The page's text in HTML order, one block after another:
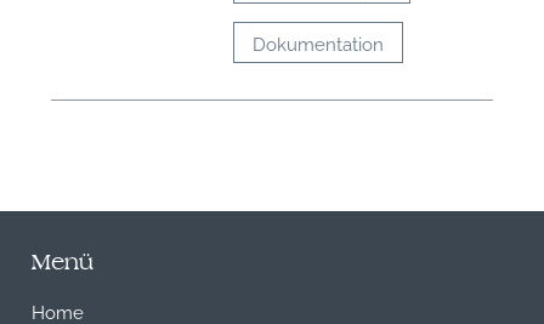
Dokumentation
Menü
Home